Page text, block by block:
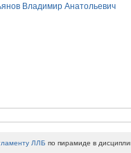
Владимир Анатольевич
ЛЛБ по пирамиде в